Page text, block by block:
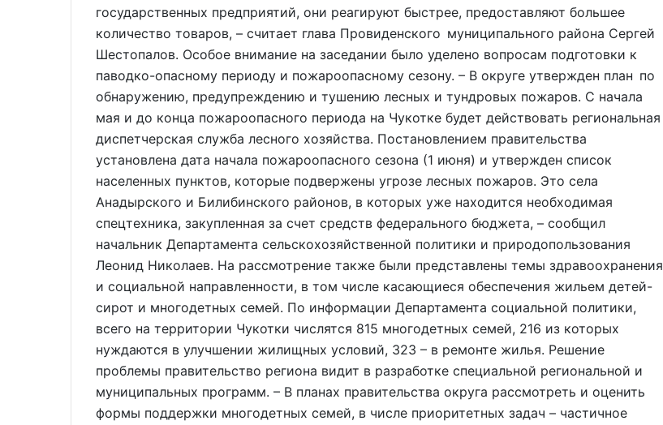
государственных предприятий, они реагируют быстрее, предоставляют большее
количество товаров, – считает глава Провиденского муниципального района Сергей
Шестопалов. Особое внимание на заседании было уделено вопросам подготовки к
паводко-опасному периоду и пожароопасному сезону. – В округе утвержден план по
обнаружению, предупреждению и тушению лесных и тундровых пожаров. С начала
мая и до конца пожароопасного периода на Чукотке будет действовать региональная
диспетчерская служба лесного хозяйства. Постановлением правительства
установлена дата начала пожароопасного сезона (1 июня) и утвержден список
населенных пунктов, которые подвержены угрозе лесных пожаров. Это села
Анадырского и Билибинского районов, в которых уже находится необходимая
спецтехника, закупленная за счет средств федерального бюджета, – сообщил
начальник Департамента сельскохозяйственной политики и природопользования
Леонид Николаев. На рассмотрение также были представлены темы здравоохранения
и социальной направленности, в том числе касающиеся обеспечения жильем детей-
сирот и многодетных семей. По информации Департамента социальной политики,
всего на территории Чукотки числятся 815 многодетных семей, 216 из которых
нуждаются в улучшении жилищных условий, 323 – в ремонте жилья. Решение
проблемы правительство региона видит в разработке специальной региональной и
муниципальных программ. – В планах правительства округа рассмотреть и оценить
формы поддержки многодетных семей, в числе приоритетных задач – частичное